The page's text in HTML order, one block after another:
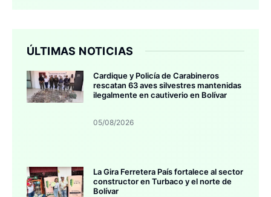
ÚLTIMAS NOTICIAS
Cardique y Policía de Carabineros
rescatan 63 aves silvestres mantenidas
ilegalmente en cautiverio en Bolívar
05/08/2026
La Gira Ferretera País fortalece al sector
constructor en Turbaco y el norte de
Bolívar